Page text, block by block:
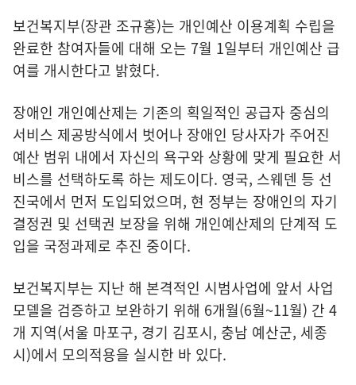
보건복지부(장관 조규홍)는 개인예산 이용계획 수립을
완료한 참여자들에 대해 오는 7월 1일부터 개인예산 급
여를 개시한다고 밝혔다.
장애인 개인예산제는 기존의 획일적인 공급자 중심의
서비스 제공방식에서 벗어나 장애인 당사자가 주어진
예산 범위 내에서 자신의 욕구와 상황에 맞게 필요한 서
비스를 선택하도록 하는 제도이다. 영국, 스웨덴 등 선
진국에서 먼저 도입되었으며, 현 정부는 장애인의 자기
결정권 및 선택권 보장을 위해 개인예산제의 단계적 도
입을 국정과제로 추진 중이다.
보건복지부는 지난 해 본격적인 시범사업에 앞서 사업
모델을 검증하고 보완하기 위해 6개월(6월~11월) 간 4
개 지역(서울 마포구, 경기 김포시, 충남 예산군, 세종
시)에서 모의적용을 실시한 바 있다.